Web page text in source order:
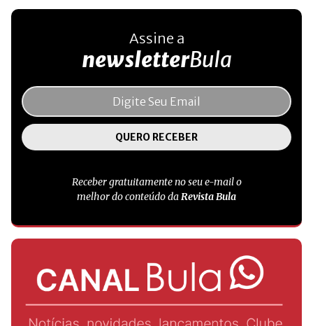
Assine a
newsletterBula
Receber gratuitamente no seu e-mail o
melhor do conteúdo daRevista Bula